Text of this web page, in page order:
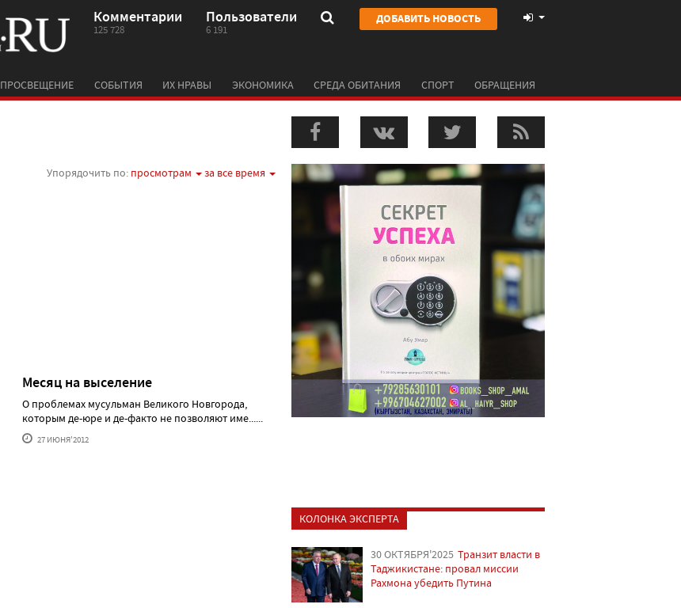
Комментарии
125 728
Пользователи
6 191
ДОБАВИТЬ НОВОСТЬ
ПРОСВЕЩЕНИЕ СОБЫТИЯ ИХ НРАВЫ ЭКОНОМИКА СРЕДА ОБИТАНИЯ СПОРТ ОБРАЩЕНИЯ
Упорядочить по: просмотрам за все время
Месяц на выселение
О проблемах мусульман Великого Новгорода,
которым де-юре и де-факто не позволяют име......
27 ИЮНЯ'2012
КОЛОНКА ЭКСПЕРТА
30 ОКТЯБРЯ'2025 Транзит власти в
Таджикистане: провал миссии
Рахмона убедить Путина